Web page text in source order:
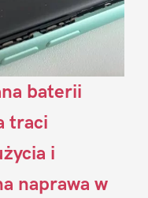
baterii
traci
i
naprawa w